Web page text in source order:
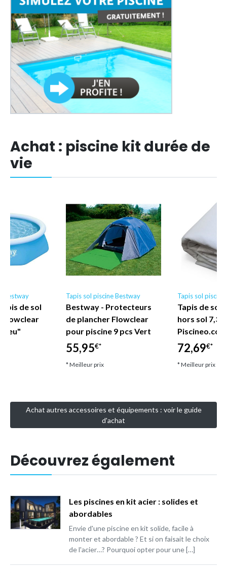
Achat : piscine kit durée de
vie
Bestway
de sol
Flowclear
Tapis sol piscine Bestway
Bestway - Protecteurs
de plancher Flowclear
pour piscine 9 pcs Vert
55,95€*
* Meilleur prix
Tapis sol
Tapis de sol
hors sol 7,30
Piscineo.com
72,69€*
* Meilleur prix
Achat autres accessoires et équipements : voir le guide
d'achat
Découvrez également
Les piscines en kit acier : solides et
abordables
Envie d'une piscine en kit solide, facile à
monter et abordable ? Et si on faisait le choix
de l'acier…? Pourquoi opter pour une […]